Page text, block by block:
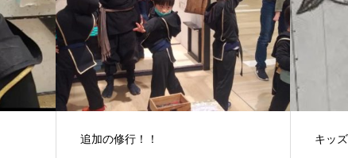
キッズ画伯！！！